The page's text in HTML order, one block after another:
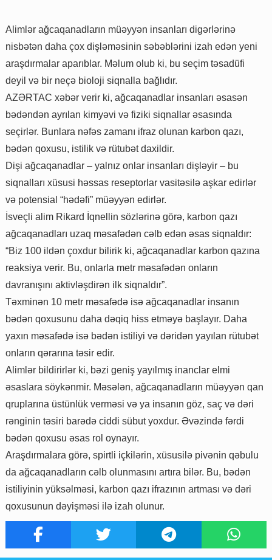
Alimlər ağcaqanadların müəyyən insanları digərlərinə
nisbətən daha çox dişləməsinin səbəblərini izah edən yeni
araşdırmalar aparıblar. Məlum olub ki, bu seçim təsadüfi
deyil və bir neçə bioloji siqnalla bağlıdır.
AZƏRTAC xəbər verir ki, ağcaqanadlar insanları əsasən
bədəndən ayrılan kimyəvi və fiziki siqnallar əsasında
seçirlər. Bunlara nəfəs zamanı ifraz olunan karbon qazı,
bədən qoxusu, istilik və rütubət daxildir.
Dişi ağcaqanadlar – yalnız onlar insanları dişləyir – bu
siqnalları xüsusi həssas reseptorlar vasitəsilə aşkar edirlər
və potensial “hədəfi” müəyyən edirlər.
İsveçli alim Rikard İqnellin sözlərinə görə, karbon qazı
ağcaqanadları uzaq məsafədən cəlb edən əsas siqnaldır:
“Biz 100 ildən çoxdur bilirik ki, ağcaqanadlar karbon qazına
reaksiya verir. Bu, onlarla metr məsafədən onların
davranışını aktivləşdirən ilk siqnaldır”.
Təxminən 10 metr məsafədə isə ağcaqanadlar insanın
bədən qoxusunu daha dəqiq hiss etməyə başlayır. Daha
yaxın məsafədə isə bədən istiliyi və dəridən yayılan rütubət
onların qərarına təsir edir.
Alimlər bildirirlər ki, bəzi geniş yayılmış inanclar elmi
əsaslara söykənmir. Məsələn, ağcaqanadların müəyyən qan
qruplarına üstünlük verməsi və ya insanın göz, saç və dəri
rənginin təsiri barədə ciddi sübut yoxdur. Əvəzində fərdi
bədən qoxusu əsas rol oynayır.
Araşdırmalara görə, spirtli içkilərin, xüsusilə pivənin qəbulu
da ağcaqanadların cəlb olunmasını artıra bilər. Bu, bədən
istiliyinin yüksəlməsi, karbon qazı ifrazının artması və dəri
qoxusunun dəyişməsi ilə izah olunur.